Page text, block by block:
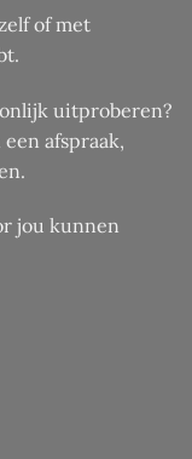
of met
uitproberen?
afspraak,
jou kunnen